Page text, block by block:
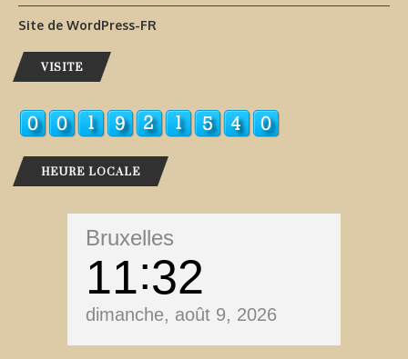
Site de WordPress-FR
VISITE
HEURE LOCALE
Bruxelles
11 32
dimanche, août 9, 2026